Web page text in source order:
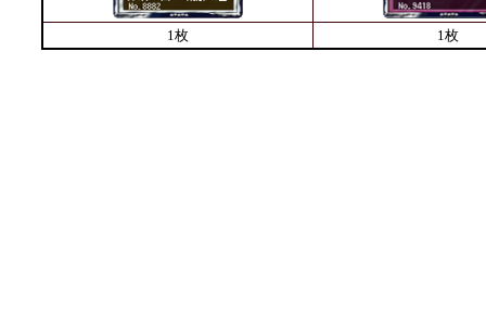
1枚 1枚